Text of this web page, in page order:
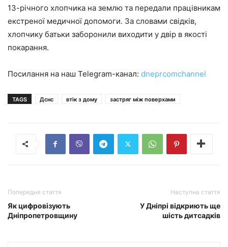
13-річного хлопчика на землю та передали працівникам
екстреної медичної допомоги. За словами свідків,
хлопчику батьки заборонили виходити у двір в якості
покарання.
Посилання на наш Telegram-канал: dneprcomchannel
TAGS Дснс втік з дому застряг між поверхами
Попередня стаття
Як цифровізують
Дніпропетровщину
Наступна стаття
У Дніпрі відкриють ще
шість дитсадків